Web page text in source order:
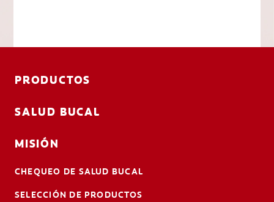
PRODUCTOS
SALUD BUCAL
MISIÓN
CHEQUEO DE SALUD BUCAL
SELECCIÓN DE PRODUCTOS